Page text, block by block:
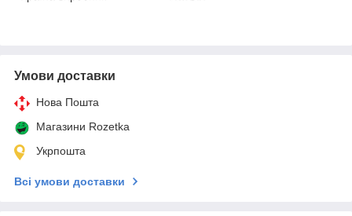
Умови доставки
Нова Пошта
Магазини Rozetka
Укрпошта
Всі умови доставки